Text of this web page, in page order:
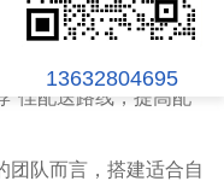
13632804695
，更方便管理调度，
绩数据情况查看更方
*佳配送路线，提高配
团队而言，搭建适合自